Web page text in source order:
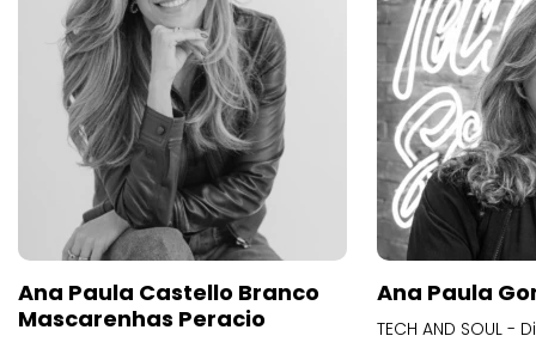
Ana Paula Castello Branco
Mascarenhas Peracio
Ana Paula
TECH AND SOUL